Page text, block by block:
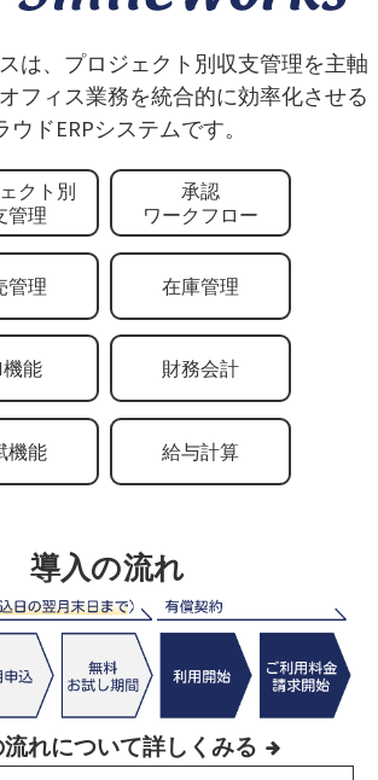
は、プロジェクト別収支管理を主軸
フィス業務を統合的に効率化させる
ウドERPシステムです。
クト別
管理
承認
ワークフロー
管理 在庫管理
機能 財務会計
機能 給与計算
導入の流れ
れについて詳しくみる